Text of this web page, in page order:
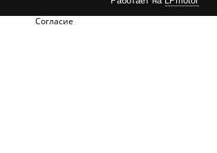
Согласие